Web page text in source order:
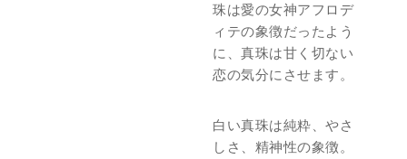
珠は愛の女神アフロデ
ィテの象徴だったよう
に、真珠は甘く切ない
恋の気分にさせます。
白い真珠は純粋、やさ
しさ、精神性の象徴。